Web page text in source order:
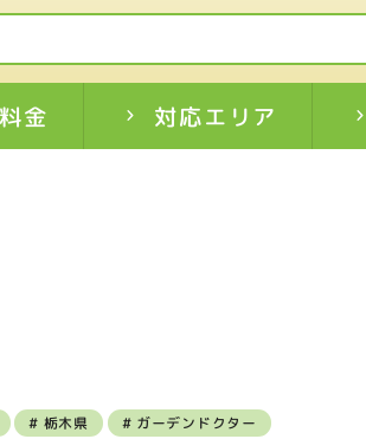
金 対応エリア
栃木県 ガーデンドクター